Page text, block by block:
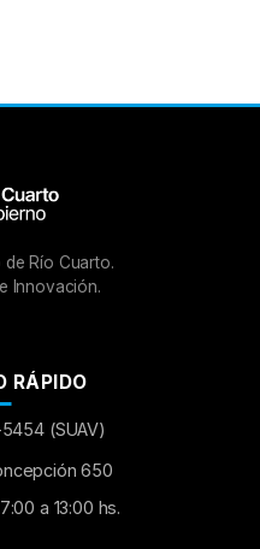
Río Cuarto.
Innovación.
RÁPIDO
(SUAV)
650
a 13:00 hs.